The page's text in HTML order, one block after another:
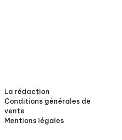
La rédaction
Conditions générales de
vente
Mentions légales